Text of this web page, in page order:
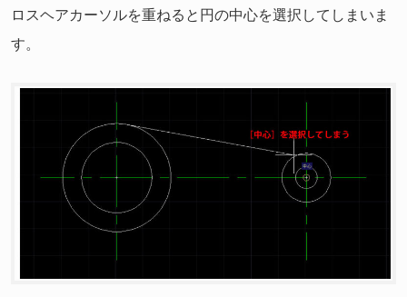
ロスヘアカーソルを重ねると円の中心を選択してしまいま
す。